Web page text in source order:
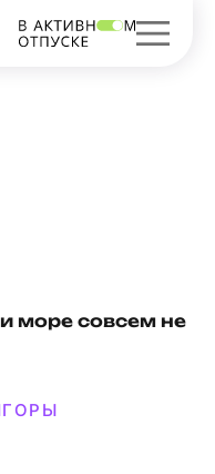
море совсем не
ГОРЫ